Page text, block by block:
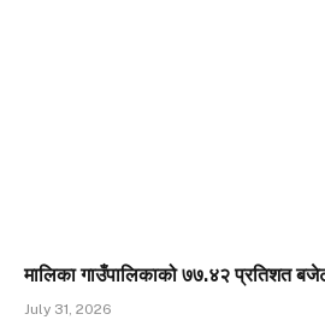
मालिका गाउँपालिकाको ७७.४२ प्रतिशत
July 31, 2026